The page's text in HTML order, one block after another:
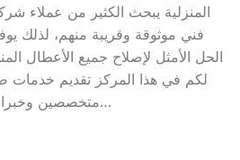
المنزلية يبحث الكثير من عملاء
فني موثوقة وقريبة منهم، لذلك
الحل الأمثل لإصلاح جميع الأعطال
لكم في هذا المركز تقديم خدمات
متخصصين وخبراء في التعامل مع تكنولوجيا…